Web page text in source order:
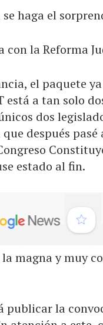
haga el
con la Reforma
el paquete
está a tan solo
dos
después
estado al fin.
la magna y muy
publicar la